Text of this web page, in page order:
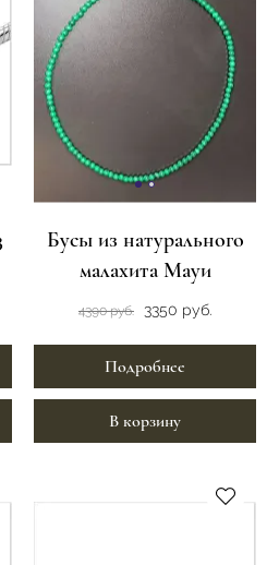
Бусы из натурального
малахита Мауи
4390 руб. 3350 руб.
Подробнее
В корзину